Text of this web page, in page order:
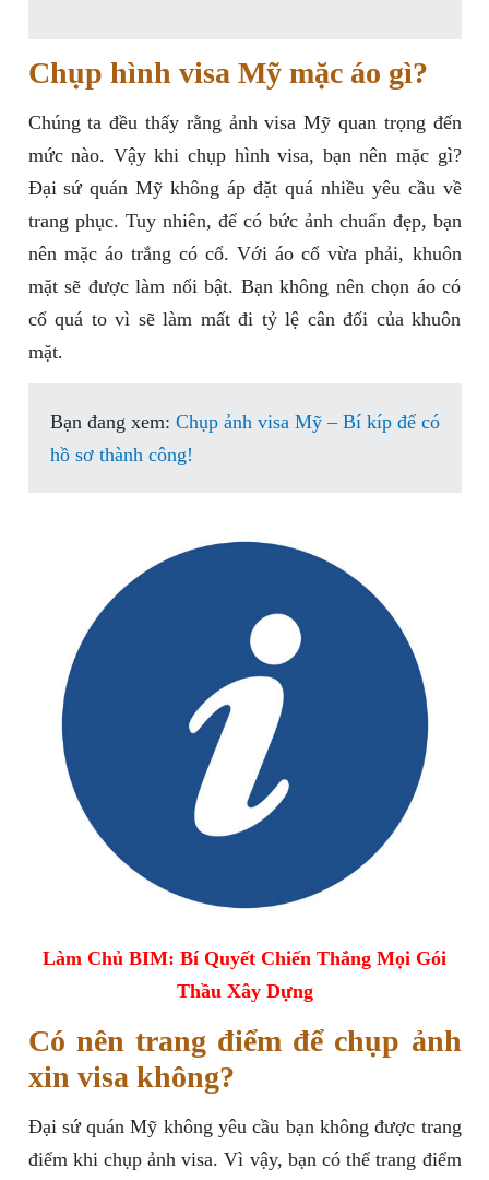
Chụp hình visa Mỹ mặc áo gì?
Chúng ta đều thấy rằng ảnh visa Mỹ quan trọng đến
mức nào. Vậy khi chụp hình visa, bạn nên mặc gì?
Đại sứ quán Mỹ không áp đặt quá nhiều yêu cầu về
trang phục. Tuy nhiên, để có bức ảnh chuẩn đẹp, bạn
nên mặc áo trắng có cổ. Với áo cổ vừa phải, khuôn
mặt sẽ được làm nổi bật. Bạn không nên chọn áo có
cổ quá to vì sẽ làm mất đi tỷ lệ cân đối của khuôn
mặt.
Bạn đang xem: Chụp ảnh visa Mỹ – Bí kíp để có
hồ sơ thành công!
Làm Chủ BIM: Bí Quyết Chiến Thắng Mọi Gói
Thầu Xây Dựng
Có nên trang điểm để chụp ảnh
xin visa không?
Đại sứ quán Mỹ không yêu cầu bạn không được trang
điểm khi chụp ảnh visa. Vì vậy, bạn có thể trang điểm